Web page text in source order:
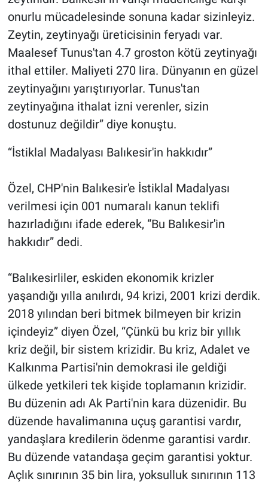
onurlu mücadelesinde sonuna kadar sizinleyiz.
Zeytin, zeytinyağı üreticisinin feryadı var.
Maalesef Tunus'tan 4.7 groston kötü zeytinyağı
ithal ettiler. Maliyeti 270 lira. Dünyanın en güzel
zeytinyağını yarıştırıyorlar. Tunus'tan
zeytinyağına ithalat izni verenler, sizin
dostunuz değildir” diye konuştu.
“İstiklal Madalyası Balıkesir'in hakkıdır”
Özel, CHP'nin Balıkesir'e İstiklal Madalyası
verilmesi için 001 numaralı kanun teklifi
hazırladığını ifade ederek, “Bu Balıkesir'in
hakkıdır” dedi.
“Balıkesirliler, eskiden ekonomik krizler
yaşandığı yılla anılırdı, 94 krizi, 2001 krizi derdik.
2018 yılından beri bitmek bilmeyen bir krizin
içindeyiz” diyen Özel, “Çünkü bu kriz bir yıllık
kriz değil, bir sistem krizidir. Bu kriz, Adalet ve
Kalkınma Partisi'nin demokrasi ile geldiği
ülkede yetkileri tek kişide toplamanın krizidir.
Bu düzenin adı Ak Parti'nin kara düzenidir. Bu
düzende havalimanına uçuş garantisi vardır,
yandaşlara kredilerin ödenme garantisi vardır.
Bu düzende vatandaşa geçim garantisi yoktur.
Açlık sınırının 35 bin lira, yoksulluk sınırının 113